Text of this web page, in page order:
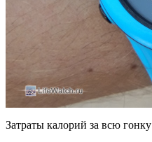
Затраты калорий за всю гонку